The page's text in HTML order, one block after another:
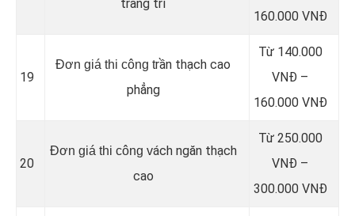
trang trí
160.000 VNĐ
19
Đơn giá thi công trần thạch cao
phẳng
Từ 140.000
VNĐ –
160.000 VNĐ
20
Đơn giá thi công vách ngăn thạch
cao
Từ 250.000
VNĐ –
300.000 VNĐ